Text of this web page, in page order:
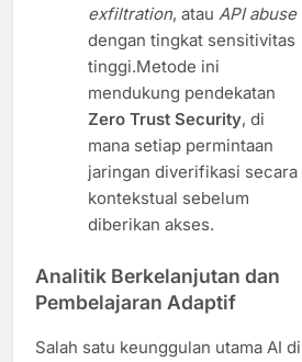
exfiltration, atau API abuse
dengan tingkat sensitivitas
tinggi.Metode ini
mendukung pendekatan
Zero Trust Security, di
mana setiap permintaan
jaringan diverifikasi secara
kontekstual sebelum
diberikan akses.
Analitik Berkelanjutan dan
Pembelajaran Adaptif
Salah satu keunggulan utama AI di